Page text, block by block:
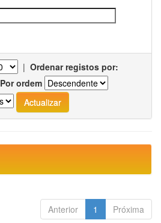
| Ordenar registos por:
Por ordem
Anterior 1 Próxima